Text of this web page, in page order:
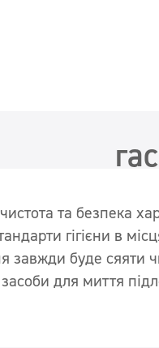
та безпека
гігієни в
завжди буде сяяти
для миття